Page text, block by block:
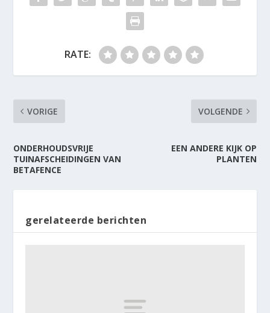
RATE:
VORIGE
ONDERHOUDSVRIJE
TUINAFSCHEIDINGEN VAN
BETAFENCE
VOLGENDE
EEN ANDERE KIJK OP
PLANTEN
gerelateerde berichten